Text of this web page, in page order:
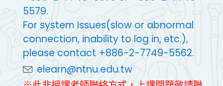
5579.
For system Issues(slow or abnormal
connection, inability to log in, etc.),
please contact +886-2-7749-5562.
elearn@ntnu.edu.tw